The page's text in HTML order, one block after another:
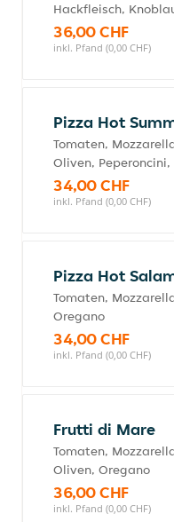
Hackfleisch,
36,00 CHF
inkl. Pfand (0,00 CHF)
Pizza Hot
Tomaten,
Oliven,
34,00 CHF
inkl. Pfand (0,00 CHF)
Pizza Hot
Tomaten,
Oregano
34,00 CHF
inkl. Pfand (0,00 CHF)
Frutti di Mare
Tomaten,
Oliven, Oregano
36,00 CHF
inkl. Pfand (0,00 CHF)